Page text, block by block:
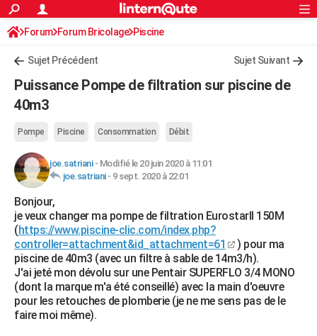
ACTUALITÉS
Politique
Société
Faits Divers
Education
Monde
Villes
+
Programme TV
TNTStreaming
Cinéma
Sorties cinéma
Musique
FINANCE
Retraite
Impôts
Epargne
Immobilier
Risques naturels par ville
Banque
Assurance
Crédit
AUTO
Essais
Réserver un essai
Citadines
Berlines
SUV
Forum auto
HIGH-TECH
Mobiles
Meilleur smartphone
Internet
Ordinateurs
Jeux vidéo
Guide high-tech
BRICOLAGE
Forum
Aménagement intérieur
Extérieur
Cuisine
Salle de bains
Jardinage
Rangement
WEEK-END
Guides de France
Escapades
Patrimoine
Expositions
Musées
Week-end nature
+LIFESTYLE
Art de vivre
Bien-être
Loisirs
Mode
Modes de vie
SANTE
Alimentation
Guide de la santé
Maladies
Médicaments
Sommeil
VOYAGE
S'inscrire
Connexion
Forum Forum Bricolage Piscine
Sujet Précédent Sujet Suivant
Puissance Pompe de filtration sur piscine de
40m3
Pompe Piscine Consommation Débit
joe.satriani- Modifié le 20 juin 2020 à 11:01
joe.satriani- 9 sept. 2020 à 22:01
Bonjour,
je veux changer ma pompe de filtration EurostarII 150M
(https://www.piscine-clic.com/index.php?
controller=attachment&id_attachment=61
) pour ma
piscine de 40m3 (avec un filtre à sable de 14m3/h).
J'ai jeté mon dévolu sur une Pentair SUPERFLO 3/4 MONO
(dont la marque m'a été conseillé) avec la main d'oeuvre
pour les retouches de plomberie (je ne me sens pas de le
faire moi même).